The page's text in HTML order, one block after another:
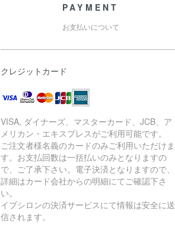
PAYMENT
お支払いについて
クレジットカード
VISA, ダイナーズ、マスターカード、JCB、ア
メリカン・エキスプレスがご利用可能です。
ご注文者様名義のカードのみご利用いただけま
す。お支払回数は一括払いのみとなりますの
で、ご了承下さい。電子決済となりますので、
詳細はカード会社からの明細にてご確認下さ
い。
イプシロンの決済サービスにて情報は安全に送
信されます。